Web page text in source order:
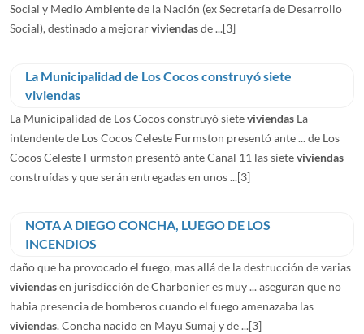
Social y Medio Ambiente de la Nación (ex Secretaría de Desarrollo
Social), destinado a mejorarviviendasde ...[3]
La Municipalidad de Los Cocos construyó siete
viviendas
La Municipalidad de Los Cocos construyó sieteviviendas La
intendente de Los Cocos Celeste Furmston presentó ante ... de Los
Cocos Celeste Furmston presentó ante Canal 11 las sieteviviendas
construídas y que serán entregadas en unos ...[3]
NOTA A DIEGO CONCHA, LUEGO DE LOS
INCENDIOS
daño que ha provocado el fuego, mas allá de la destrucción de varias
viviendasen jurisdicción de Charbonier es muy ... aseguran que no
habia presencia de bomberos cuando el fuego amenazaba las
viviendas. Concha nacido en Mayu Sumaj y de ...[3]